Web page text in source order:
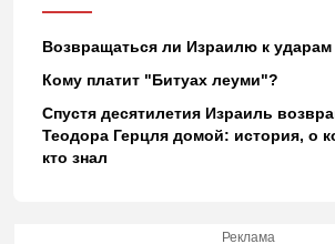
Возвращаться ли Израилю к ударам
Кому платит "Битуах леуми"?
Спустя десятилетия Израиль
Теодора Герцля домой: история, о
кто знал
Реклама